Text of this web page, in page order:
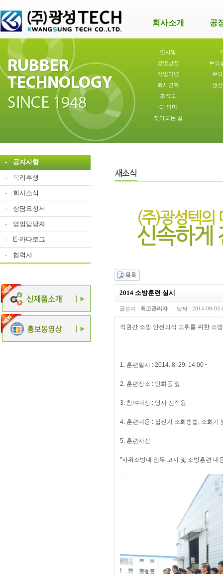
회사소개 공
인사말
경영방침
기업이념
회사연혁
조직도
CI 의미
찾아오는 길
주요
주
생
- 공지사항
- 복리후생
- 회사소식
- 상담요청서
- 영업담당자
- E-카다로그
- 협력사
2014 소방훈련 실시
글쓴이 : 최고관리자 날짜 : 2014-09-03
직원간 소방 안전의식 고취를 위한 소
1. 훈련일시 : 2014. 8. 29. 14:00~
2. 훈련장소 : 인화동 앞
3. 참여대상 : 당사 전직원
4. 훈련내용 : 집진기 소화방법, 소화기
5. 훈련사진
"자위소방대 임무 고지 및 소방훈련 내